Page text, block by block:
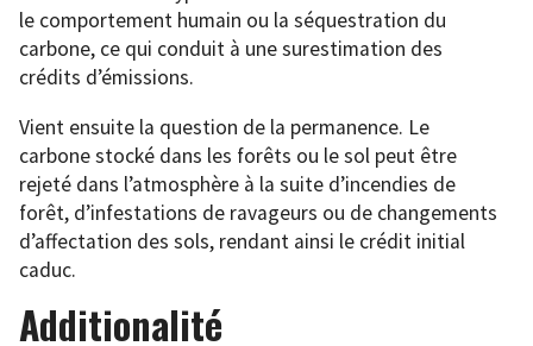
le comportement humain ou la séquestration du
carbone, ce qui conduit à une surestimation des
crédits d’émissions.
Vient ensuite la question de la permanence. Le
carbone stocké dans les forêts ou le sol peut être
rejeté dans l’atmosphère à la suite d’incendies de
forêt, d’infestations de ravageurs ou de changements
d’affectation des sols, rendant ainsi le crédit initial
caduc.
Additionalité